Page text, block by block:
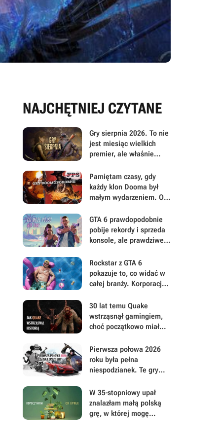
NAJCHĘTNIEJ CZYTANE
Gry sierpnia 2026. To nie
jest miesiąc wielkich
premier, ale właśnie
mu się uważniej
Pamiętam czasy, gdy
każdy klon Dooma był
małym wydarzeniem. Oto
FPS-y lat 90.
GTA 6 prawdopodobnie
pobije rekordy i sprzeda
konsole, ale prawdziwe
będą musieli mu
wybaczyć
Rockstar z GTA 6
pokazuje to, co widać w
całej branży. Korporacje
graczami
30 lat temu Quake
wstrząsnął gamingiem,
choć początkowo miał
Pierwsza połowa 2026
roku była pełna
niespodzianek. Te gry
uwagę i Wasz czas
W 35-stopniowy upał
znalazłam małą polską
grę, w której mogę